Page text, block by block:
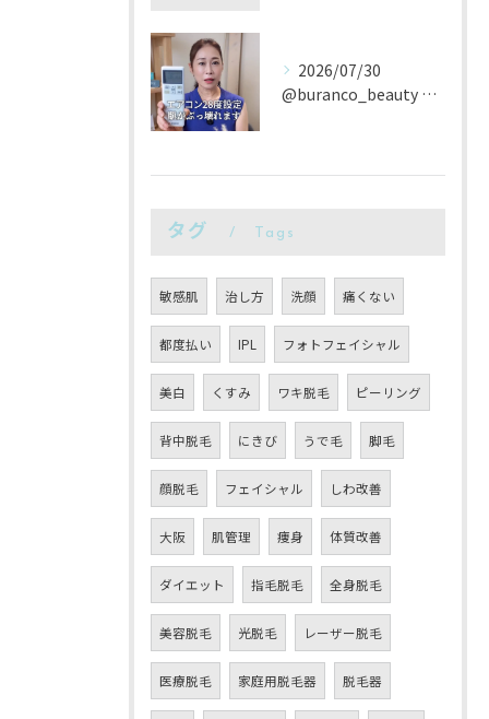
2026/07/30
@buranco_beauty 歴12年の知見と根本美容💆‍...
タグ Tags
敏感肌 治し方 洗顔 痛くない
都度払い IPL フォトフェイシャル
美白 くすみ ワキ脱毛 ピーリング
背中脱毛 にきび うで毛 脚毛
顔脱毛 フェイシャル しわ改善
大阪 肌管理 痩身 体質改善
ダイエット 指毛脱毛 全身脱毛
美容脱毛 光脱毛 レーザー脱毛
医療脱毛 家庭用脱毛器 脱毛器